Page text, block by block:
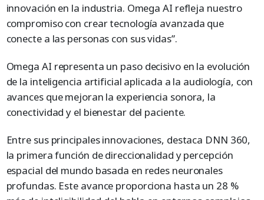
innovación en la industria. Omega AI refleja nuestro
compromiso con crear tecnología avanzada que
conecte a las personas con sus vidas”.
Omega AI representa un paso decisivo en la evolución
de la inteligencia artificial aplicada a la audiología, con
avances que mejoran la experiencia sonora, la
conectividad y el bienestar del paciente.
Entre sus principales innovaciones, destaca DNN 360,
la primera función de direccionalidad y percepción
espacial del mundo basada en redes neuronales
profundas. Este avance proporciona hasta un 28 %